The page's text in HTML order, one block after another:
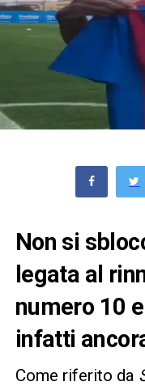
Non si
legata al
numero 10
infatti
Come riferito da